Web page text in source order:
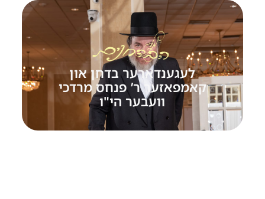
לעגענדארער בדחן און
קאמפאזער ר’ פנחס מרדכי
וועבער הי"ו